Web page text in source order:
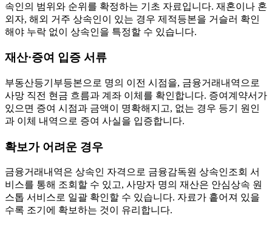
속인의 범위와 순위를 확정하는 기초 자료입니다. 재혼이나 혼
외자, 해외 거주 상속인이 있는 경우 제적등본을 거슬러 확인
해야 누락 없이 상속인을 특정할 수 있습니다.
재산·증여 입증 서류
부동산등기부등본으로 명의 이전 시점을, 금융거래내역으로
사망 직전 현금 흐름과 계좌 이체를 확인합니다. 증여계약서가
있으면 증여 시점과 금액이 명확해지고, 없는 경우 등기 원인
과 이체 내역으로 증여 사실을 입증합니다.
확보가 어려운 경우
금융거래내역은 상속인 자격으로 금융감독원 상속인조회 서
비스를 통해 조회할 수 있고, 사망자 명의 재산은 안심상속 원
스톱 서비스로 일괄 확인할 수 있습니다. 자료가 흩어져 있을
수록 조기에 확보하는 것이 유리합니다.